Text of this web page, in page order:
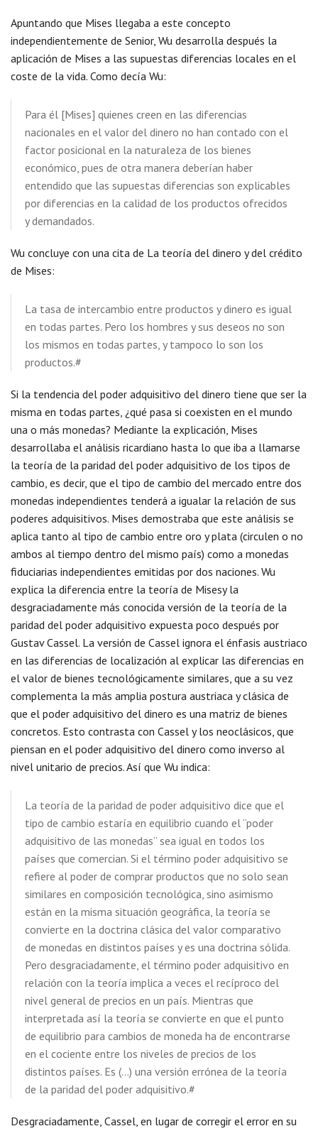
Apuntando que Mises llegaba a este concepto
independientemente de Senior, Wu desarrolla después la
aplicación de Mises a las supuestas diferencias locales en el
coste de la vida. Como decía Wu:
Para él [Mises] quienes creen en las diferencias
nacionales en el valor del dinero no han contado con el
factor posicional en la naturaleza de los bienes
económico, pues de otra manera deberían haber
entendido que las supuestas diferencias son explicables
por diferencias en la calidad de los productos ofrecidos
y demandados.
Wu concluye con una cita de La teoría del dinero y del crédito
de Mises:
La tasa de intercambio entre productos y dinero es igual
en todas partes. Pero los hombres y sus deseos no son
los mismos en todas partes, y tampoco lo son los
productos.#
Si la tendencia del poder adquisitivo del dinero tiene que ser la
misma en todas partes, ¿qué pasa si coexisten en el mundo
una o más monedas? Mediante la explicación, Mises
desarrollaba el análisis ricardiano hasta lo que iba a llamarse
la teoría de la paridad del poder adquisitivo de los tipos de
cambio, es decir, que el tipo de cambio del mercado entre dos
monedas independientes tenderá a igualar la relación de sus
poderes adquisitivos. Mises demostraba que este análisis se
aplica tanto al tipo de cambio entre oro y plata (circulen o no
ambos al tiempo dentro del mismo país) como a monedas
fiduciarias independientes emitidas por dos naciones. Wu
explica la diferencia entre la teoría de Misesy la
desgraciadamente más conocida versión de la teoría de la
paridad del poder adquisitivo expuesta poco después por
Gustav Cassel. La versión de Cassel ignora el énfasis austriaco
en las diferencias de localización al explicar las diferencias en
el valor de bienes tecnológicamente similares, que a su vez
complementa la más amplia postura austriaca y clásica de
que el poder adquisitivo del dinero es una matriz de bienes
concretos. Esto contrasta con Cassel y los neoclásicos, que
piensan en el poder adquisitivo del dinero como inverso al
nivel unitario de precios. Así que Wu indica:
La teoría de la paridad de poder adquisitivo dice que el
tipo de cambio estaría en equilibrio cuando el “poder
adquisitivo de las monedas” sea igual en todos los
países que comercian. Si el término poder adquisitivo se
refiere al poder de comprar productos que no solo sean
similares en composición tecnológica, sino asimismo
están en la misma situación geográfica, la teoría se
convierte en la doctrina clásica del valor comparativo
de monedas en distintos países y es una doctrina sólida.
Pero desgraciadamente, el término poder adquisitivo en
relación con la teoría implica a veces el recíproco del
nivel general de precios en un país. Mientras que
interpretada así la teoría se convierte en que el punto
de equilibrio para cambios de moneda ha de encontrarse
en el cociente entre los niveles de precios de los
distintos países. Es (…) una versión errónea de la teoría
de la paridad del poder adquisitivo.#
Desgraciadamente, Cassel, en lugar de corregir el error en su